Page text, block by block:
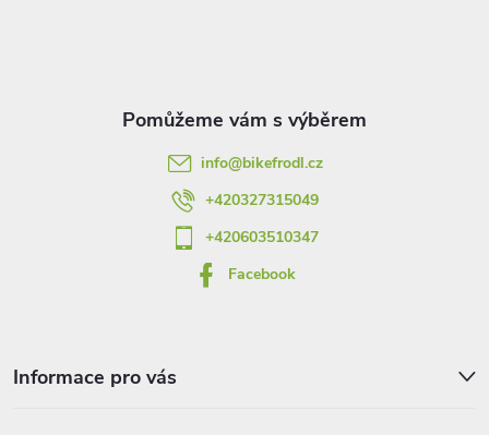
info@bikefrodl.cz
+420327315049
+420603510347
Facebook
Informace pro vás